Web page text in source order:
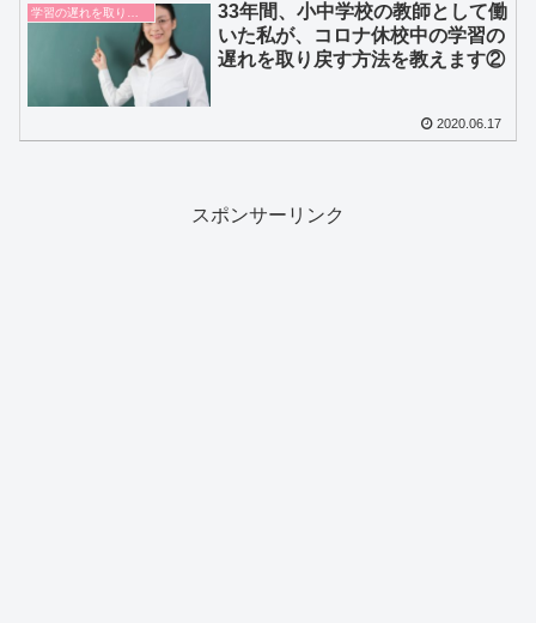
33年間、小中学校の教師として働
いた私が、コロナ休校中の学習の
遅れを取り戻す方法を教えます②
2020.06.17
スポンサーリンク